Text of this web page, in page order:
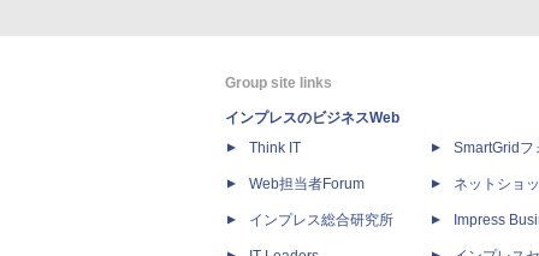
Group site links
インプレスのビジネスWeb
Think IT
Web担当者Forum
インプレス総合研究所
SmartGridフ
ネットショ
Impress